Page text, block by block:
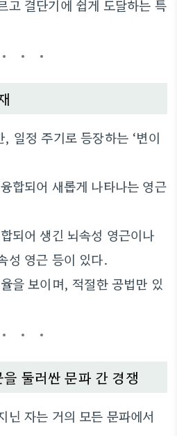
고 결단기에 쉽게 도달하는 특
일정 주기로 등장하는 ‘변이
합되어 새롭게 나타나는 영근
되어 생긴 뇌속성 영근이나
성 영근 등이 있다.
을 보이며, 적절한 공법만 있
둘러싼 문파 간 경쟁
닌 자는 거의 모든 문파에서